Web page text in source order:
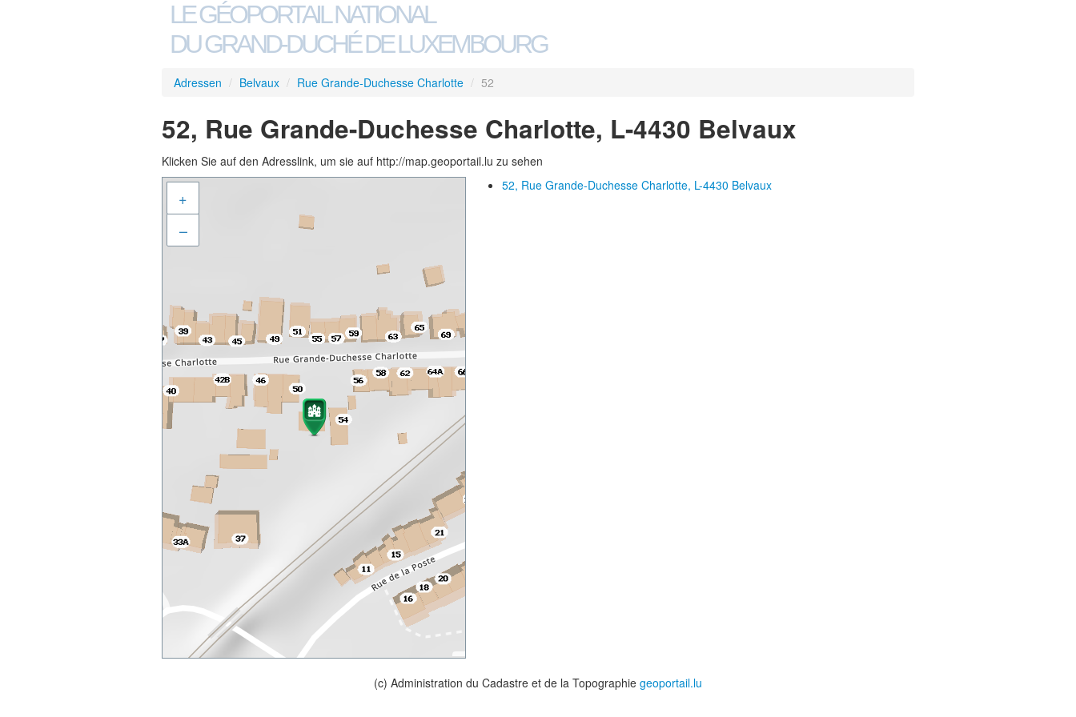
LE GÉOPORTAIL NATIONAL
DU GRAND-DUCHÉ DE LUXEMBOURG
Adressen / Belvaux / Rue Grande-Duchesse Charlotte / 52
52, Rue Grande-Duchesse Charlotte, L-4430 Belvaux
Klicken Sie auf den Adresslink, um sie auf http://map.geoportail.lu zu sehen
+
–
52, Rue Grande-Duchesse Charlotte, L-4430 Belvaux
(c) Administration du Cadastre et de la Topographie geoportail.lu